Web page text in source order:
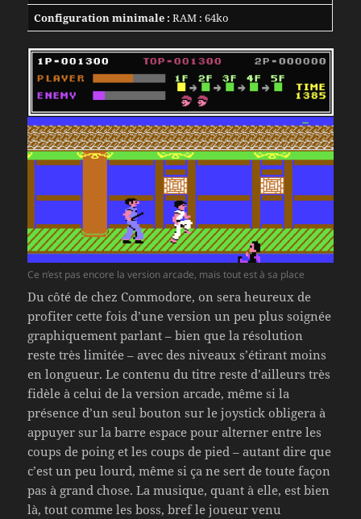
Configuration minimale : RAM : 64ko
Ce n’est pas encore la version arcade, mais tout est à sa place
Du côté de chez Commodore, on sera heureux de
profiter cette fois d’une version un peu plus soignée
graphiquement parlant – bien que la résolution
reste très limitée – avec des niveaux s’étirant moins
en longueur. Le contenu du titre reste d’ailleurs très
fidèle à celui de la version arcade, même si la
présence d’un seul bouton sur le joystick obligera à
appuyer sur la barre espace pour alterner entre les
coups de poing et les coups de pied – autant dire que
c’est un peu lourd, même si ça ne sert de toute façon
pas à grand chose. La musique, quant à elle, est bien
là, tout comme les boss, bref le joueur venu